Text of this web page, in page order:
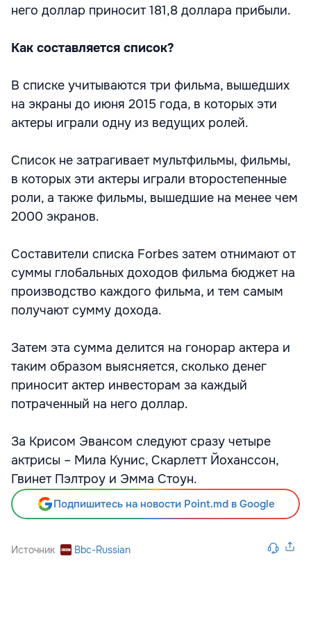
него доллар приносит 181,8 доллара прибыли.
Как составляется список?
В списке учитываются три фильма, вышедших
на экраны до июня 2015 года, в которых эти
актеры играли одну из ведущих ролей.
Список не затрагивает мультфильмы, фильмы,
в которых эти актеры играли второстепенные
роли, а также фильмы, вышедшие на менее чем
2000 экранов.
Составители списка Forbes затем отнимают от
суммы глобальных доходов фильма бюджет на
производство каждого фильма, и тем самым
получают сумму дохода.
Затем эта сумма делится на гонорар актера и
таким образом выясняется, сколько денег
приносит актер инвесторам за каждый
потраченный на него доллар.
За Крисом Эвансом следуют сразу четыре
актрисы – Мила Кунис, Скарлетт Йоханссон,
Гвинет Пэлтроу и Эмма Стоун.
Подпишитесь на новости Point.md в Google
Источник Bbc-Russian